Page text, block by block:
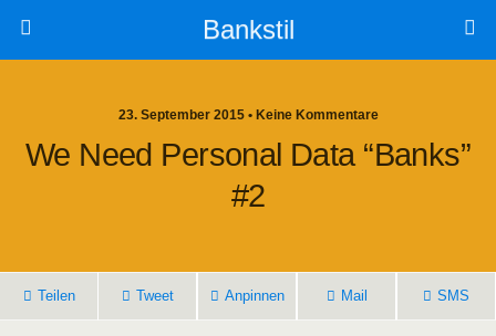
Bankstil
23. September 2015 • Keine Kommentare
We Need Per­so­nal Data “banks”
#2
Tei­len Tweet Anpin­nen Mail SMS